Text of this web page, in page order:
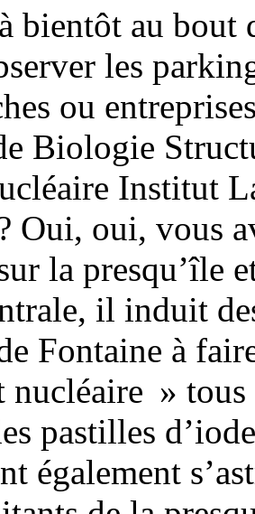
bientôt au bout
les
ou
Biologie
Institut
Oui, oui, vous
la presqu’île
il induit
Fontaine à
nucléaire »
pastilles
également